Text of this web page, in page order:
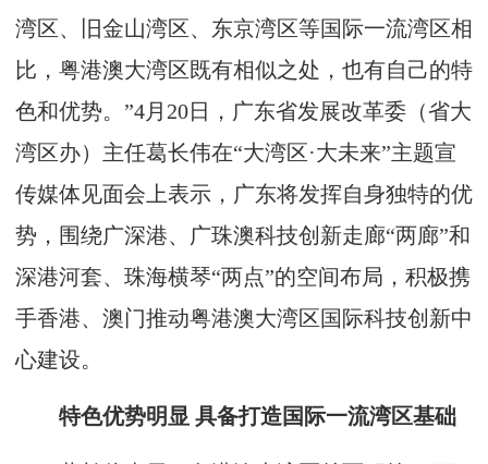
湾区、旧金山湾区、东京湾区等国际一流湾区相
比，粤港澳大湾区既有相似之处，也有自己的特
色和优势。”4月20日，广东省发展改革委（省大
湾区办）主任葛长伟在“大湾区·大未来”主题宣
传媒体见面会上表示，广东将发挥自身独特的优
势，围绕广深港、广珠澳科技创新走廊“两廊”和
深港河套、珠海横琴“两点”的空间布局，积极携
手香港、澳门推动粤港澳大湾区国际科技创新中
心建设。
特色优势明显 具备打造国际一流湾区基础